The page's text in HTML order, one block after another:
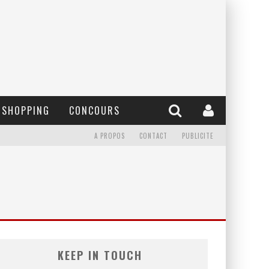
SHOPPING CONCOURS
A PROPOS CONTACT PUBLICITE
KEEP IN TOUCH